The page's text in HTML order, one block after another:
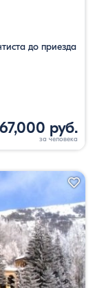
до приезда
67,000 руб.